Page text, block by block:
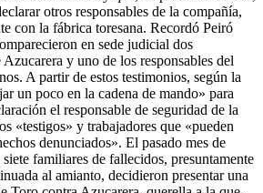
otros responsables de la compañía,
con la fábrica toresana. Recordó Peiró
en sede judicial dos
Azucarera y uno de los responsables del
A partir de estos testimonios, según la
un poco en la cadena de mando» para
el responsable de seguridad de la
«testigos» y trabajadores que «pueden
denunciados». El pasado mes de
familiares de fallecidos, presuntamente
al amianto, decidieron presentar una